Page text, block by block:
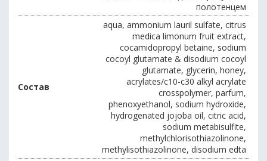
полотенцем
Состав
aqua, ammonium lauril sulfate, citrus
medica limonum fruit extract,
cocamidopropyl betaine, sodium
cocoyl glutamate & disodium cocoyl
glutamate, glycerin, honey,
acrylates/c10-c30 alkyl acrylate
crosspolymer, parfum,
phenoxyethanol, sodium hydroxide,
hydrogenated jojoba oil, citric acid,
sodium metabisulfite,
methylchlorisothiazolinone,
methylisothiazolinone, disodium edta